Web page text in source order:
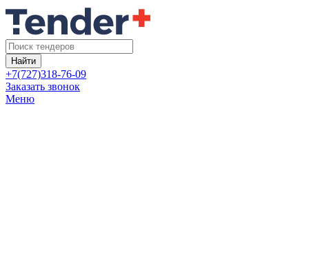
Найти
+7(727)318-76-09
Заказать звонок
Меню